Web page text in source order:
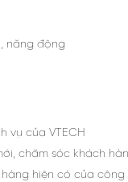
năng động
vụ của VTECH
chăm sóc khách
hiện có của công